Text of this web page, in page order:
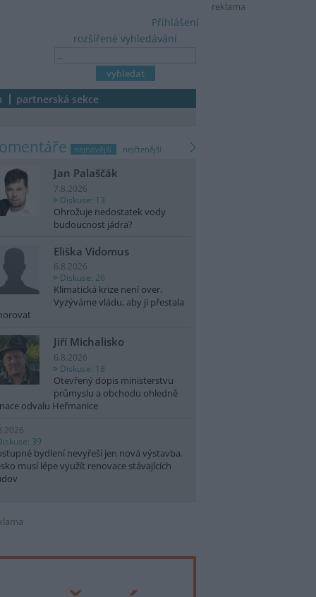
reklama
rozšířené vyhledávání
Přihlášení
partnerská sekce
nejnovější nejčtenější
Jan Palaščák
7.8.2026
Diskuse: 13
Ohrožuje nedostatek vody
budoucnost jádra?
Eliška Vidomus
6.8.2026
Diskuse: 26
Klimatická krize není over.
Vyzýváme vládu, aby ji přestala
Jiří Michalisko
6.8.2026
Diskuse: 18
Otevřený dopis ministerstvu
průmyslu a obchodu ohledně
odvalu Heřmanice
39
bydlení nevyřeší jen nová výstavba.
musí lépe využít renovace stávajících